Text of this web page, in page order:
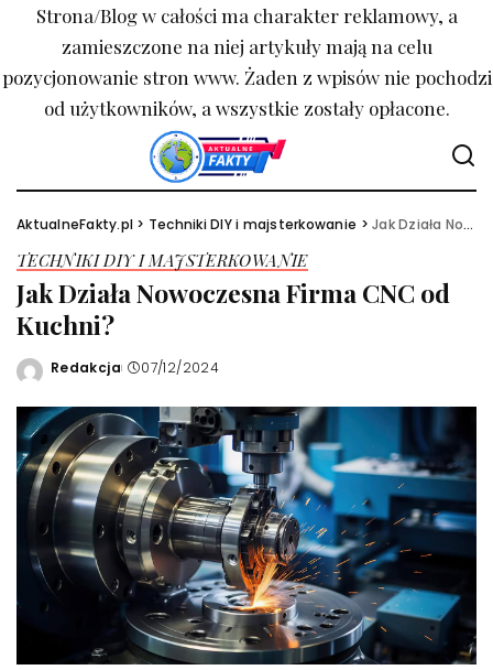
Strona/Blog w całości ma charakter reklamowy, a
zamieszczone na niej artykuły mają na celu
pozycjonowanie stron www. Żaden z wpisów nie pochodzi
od użytkowników, a wszystkie zostały opłacone.
AktualneFakty.pl > Techniki DIY i majsterkowanie >Jak Działa Nowoczesna Firma CNC od Kuchni?
TECHNIKI DIY I MAJSTERKOWANIE
Jak Działa Nowoczesna Firma CNC od
Kuchni?
Wysłany
Redakcja 07/12/2024